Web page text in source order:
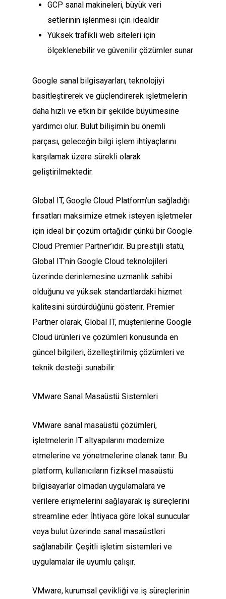
GCP sanal makineleri, büyük veri
setlerinin işlenmesi için idealdir
Yüksek trafikli web siteleri için
ölçeklenebilir ve güvenilir çözümler sunar
Google sanal bilgisayarları, teknolojiyi
basitleştirerek ve güçlendirerek işletmelerin
daha hızlı ve etkin bir şekilde büyümesine
yardımcı olur. Bulut bilişimin bu önemli
parçası, geleceğin bilgi işlem ihtiyaçlarını
karşılamak üzere sürekli olarak
geliştirilmektedir.
Global IT, Google Cloud Platform’un sağladığı
fırsatları maksimize etmek isteyen işletmeler
için ideal bir çözüm ortağıdır çünkü bir Google
Cloud Premier Partner’ıdır. Bu prestijli statü,
Global IT’nin Google Cloud teknolojileri
üzerinde derinlemesine uzmanlık sahibi
olduğunu ve yüksek standartlardaki hizmet
kalitesini sürdürdüğünü gösterir. Premier
Partner olarak, Global IT, müşterilerine Google
Cloud ürünleri ve çözümleri konusunda en
güncel bilgileri, özelleştirilmiş çözümleri ve
teknik desteği sunabilir.
VMware Sanal Masaüstü Sistemleri
VMware sanal masaüstü çözümleri,
işletmelerin IT altyapılarını modernize
etmelerine ve yönetmelerine olanak tanır. Bu
platform, kullanıcıların fiziksel masaüstü
bilgisayarlar olmadan uygulamalara ve
verilere erişmelerini sağlayarak iş süreçlerini
streamline eder. İhtiyaca göre lokal sunucular
veya bulut üzerinde sanal masaüstleri
sağlanabilir. Çeşitli işletim sistemleri ve
uygulamalar ile uyumlu çalışır.
VMware, kurumsal çevikliği ve iş süreçlerinin